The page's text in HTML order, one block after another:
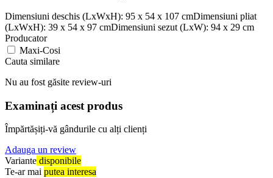
Dimensiuni deschis (LxWxH): 95 x 54 x 107 cmDimensiuni pliat
(LxWxH): 39 x 54 x 97 cmDimensiuni sezut (LxW): 94 x 29 cm
Producator
Maxi-Cosi
Cauta similare
Nu au fost găsite review-uri
Examinați acest produs
Împărtășiți-vă gândurile cu alți clienți
Adauga un review
Variante disponibile
Te-ar mai putea interesa